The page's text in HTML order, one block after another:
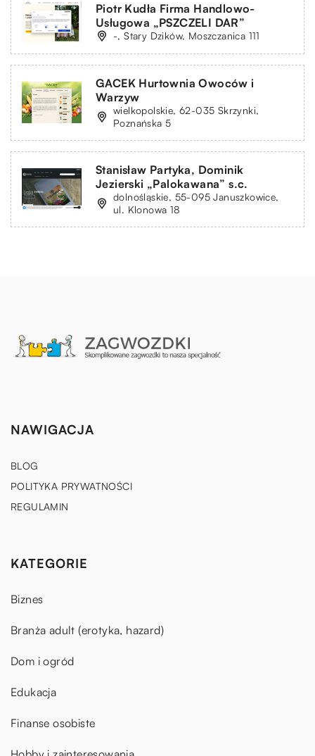
Piotr Kudła Firma Handlowo-
Usługowa „PSZCZELI DAR”
-, Stary Dzików, Moszczanica 111
GACEK Hurtownia Owoców i
Warzyw
wielkopolskie, 62-035 Skrzynki,
Poznańska 5
Stanisław Partyka, Dominik
Jezierski „Palokawana” s.c.
dolnośląskie, 55-095 Januszkowice,
ul. Klonowa 18
NAWIGACJA
BLOG
POLITYKA PRYWATNOŚCI
REGULAMIN
KATEGORIE
Biznes
Branża adult (erotyka, hazard)
Dom i ogród
Edukacja
Finanse osobiste